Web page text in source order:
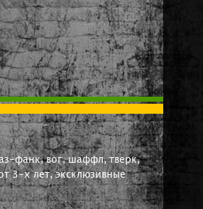
фанк, вог, шаффл, тверк,
3-х лет, эксклюзивные